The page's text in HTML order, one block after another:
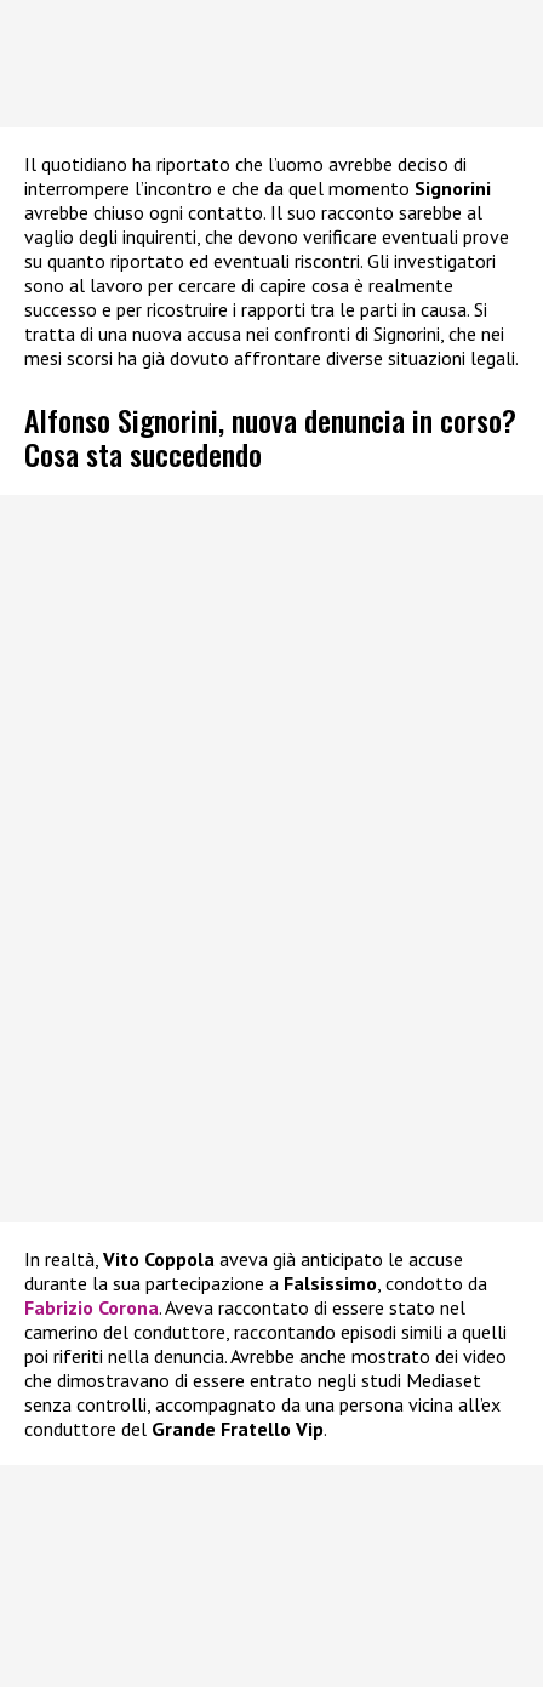
Il quotidiano ha riportato che l’uomo avrebbe deciso di
interrompere l’incontro e che da quel momento Signorini
avrebbe chiuso ogni contatto. Il suo racconto sarebbe al
vaglio degli inquirenti, che devono verificare eventuali prove
su quanto riportato ed eventuali riscontri. Gli investigatori
sono al lavoro per cercare di capire cosa è realmente
successo e per ricostruire i rapporti tra le parti in causa. Si
tratta di una nuova accusa nei confronti di Signorini, che nei
mesi scorsi ha già dovuto affrontare diverse situazioni legali.
Alfonso Signorini, nuova denuncia in corso?
Cosa sta succedendo
In realtà, Vito Coppola aveva già anticipato le accuse
durante la sua partecipazione a Falsissimo , condotto da
Fabrizio Corona. Aveva raccontato di essere stato nel
camerino del conduttore, raccontando episodi simili a quelli
poi riferiti nella denuncia. Avrebbe anche mostrato dei video
che dimostravano di essere entrato negli studi Mediaset
senza controlli, accompagnato da una persona vicina all’ex
conduttore del Grande Fratello Vip.